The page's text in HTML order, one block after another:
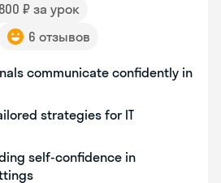
₽ за урок
6 отзывов
communicate confidently in
strategies for IT
self-confidence in